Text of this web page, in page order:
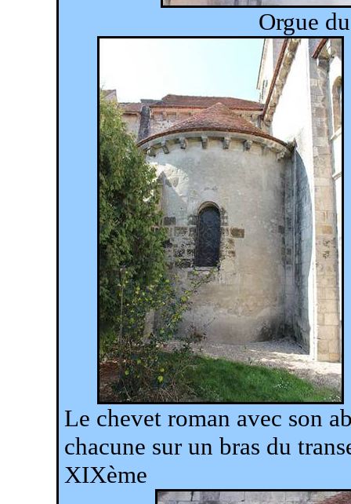
Orgue
Le chevet roman avec son
chacune sur un bras du
XIXème